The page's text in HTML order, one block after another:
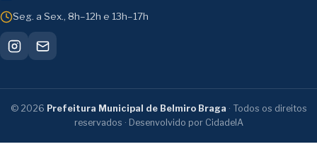
Seg. a Sex., 8h–12h e 13h–17h
© 2026 Prefeitura Municipal de Belmiro Braga · Todos os direitos
reservados · Desenvolvido por CidadeIA